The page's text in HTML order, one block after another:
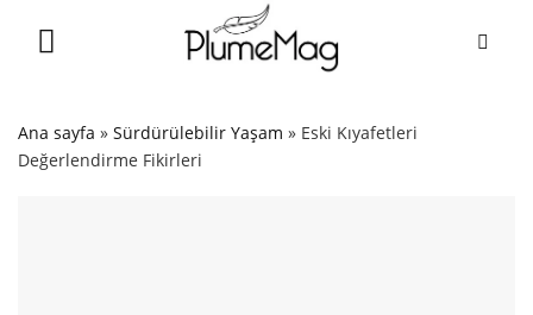
Ana sayfa » Sürdürülebilir Yaşam » Eski Kıyafetleri
Değerlendirme Fikirleri